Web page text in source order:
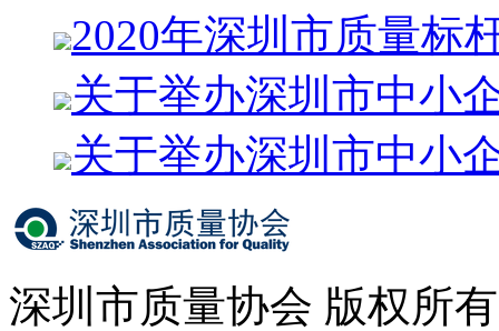
2020年深圳市质量标
关于举办深圳市中小
关于举办深圳市中小
深圳市质量协会 版权所